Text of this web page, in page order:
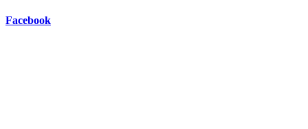
Facebook